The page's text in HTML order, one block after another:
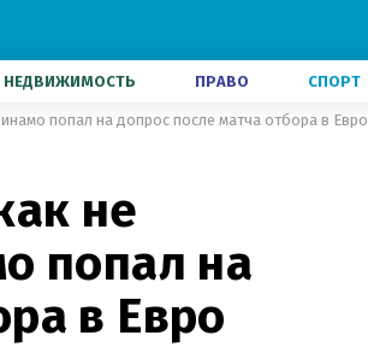
НЕДВИЖИМОСТЬ ПРАВО СПОРТ
попал на допрос после матча отбора в Евро
не
попал на
в Евро